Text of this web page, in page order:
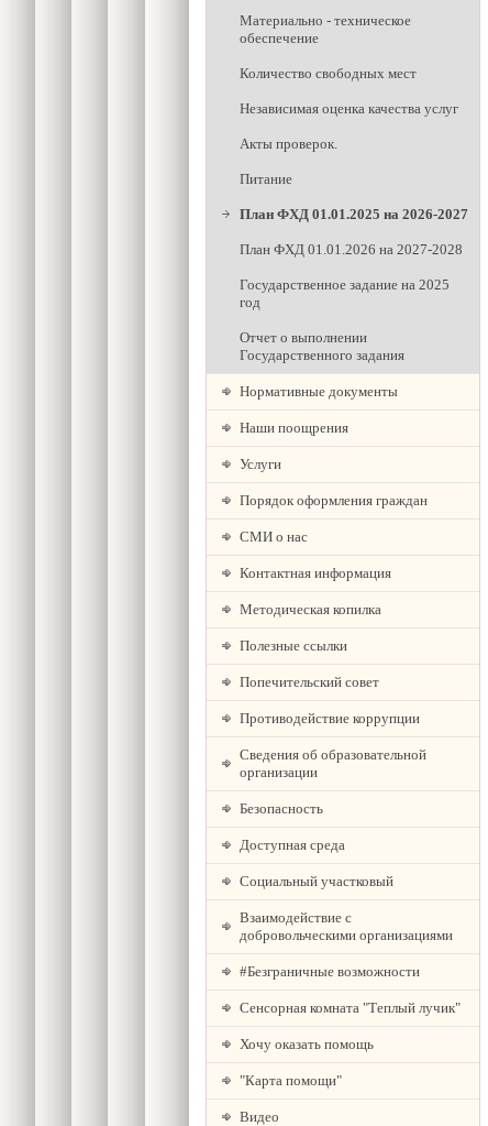
Материально - техническое
обеспечение
Количество свободных мест
Независимая оценка качества услуг
Акты проверок.
Питание
План ФХД 01.01.2025 на 2026-2027
План ФХД 01.01.2026 на 2027-2028
Государственное задание на 2025
год
Отчет о выполнении
Государственного задания
Нормативные документы
Наши поощрения
Услуги
Порядок оформления граждан
СМИ о нас
Контактная информация
Методическая копилка
Полезные ссылки
Попечительский совет
Противодействие коррупции
Сведения об образовательной
организации
Безопасность
Доступная среда
Социальный участковый
Взаимодействие с
добровольческими организациями
#Безграничные возможности
Сенсорная комната "Теплый лучик"
Хочу оказать помощь
"Карта помощи"
Видео